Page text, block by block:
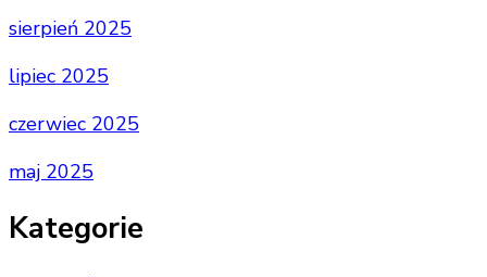
sierpień 2025
lipiec 2025
czerwiec 2025
maj 2025
Kategorie